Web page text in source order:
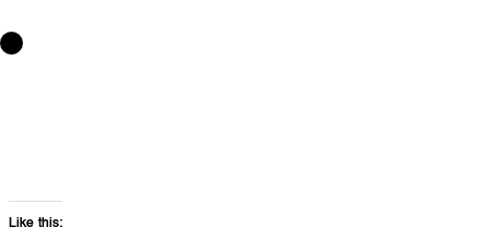
Like this: